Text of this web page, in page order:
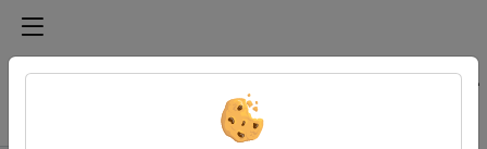
Médiathèque de l'université Paris
Rechercher un média sur Médiathèque de l'université